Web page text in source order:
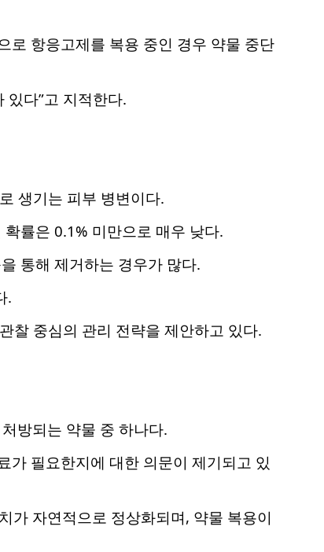
로 항응고제를 복용 중인 경우 약물 중단
있다”고 지적한다.
생기는 피부 병변이다.
률은 0.1% 미만으로 매우 낮다.
통해 제거하는 경우가 많다.
.
찰 중심의 관리 전략을 제안하고 있다.
방되는 약물 중 하나다.
가 필요한지에 대한 의문이 제기되고 있
자연적으로 정상화되며, 약물 복용이